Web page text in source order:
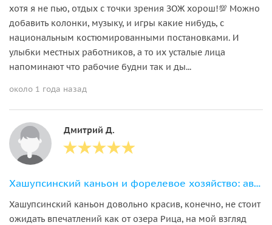
хотя я не пью, отдых с точки зрения ЗОЖ хорош!💯 Можно
добавить колонки, музыку, и игры какие нибудь, с
национальным костюмированными постановками. И
улыбки местных работников, а то их усталые лица
напоминают что рабочие будни так и ды...
около 1 года назад
Дмитрий Д.
Хашупсинский каньон и форелевое хозяйство: авторский джип-тур
Хашупсинский каньон довольно красив, конечно, не стоит
ожидать впечатлений как от озера Рица, на мой взгляд